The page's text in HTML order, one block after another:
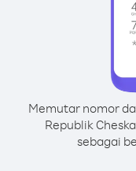
Memutar nomor
Republik
sebagai